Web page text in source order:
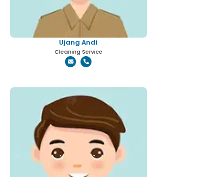
Ujang Andi
Cleaning Service